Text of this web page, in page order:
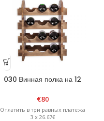
030 Винная полка на 12
€80
Оплатить в три равных платежа
3 x 26.67€